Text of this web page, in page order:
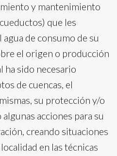
y mantenimiento
que les
de consumo de su
el origen o producción
ha sido necesario
de cuencas, el
su protección y/o
acciones para su
creando situaciones
en las técnicas